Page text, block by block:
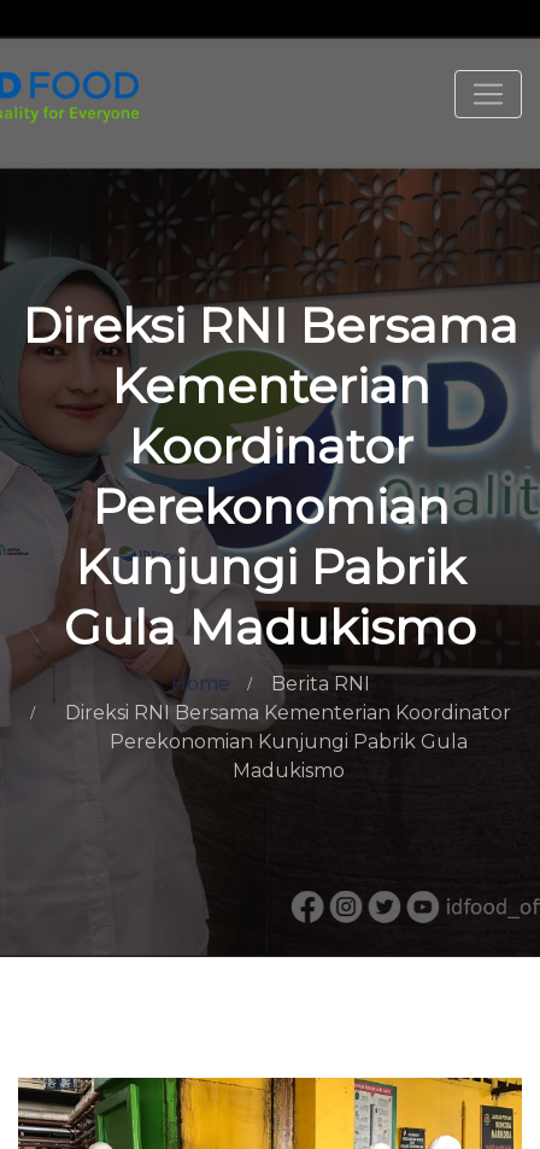
Direksi RNI Bersama
Kementerian
Koordinator
Perekonomian
Kunjungi Pabrik
Gula Madukismo
Home
Berita RNI
Direksi RNI Bersama Kementerian Koordinator
Perekonomian Kunjungi Pabrik Gula
Madukismo